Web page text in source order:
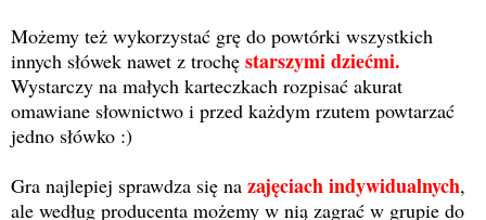
Możemy też wykorzystać grę do powtórki wszystkich
innych słówek nawet z trochę starszymi dziećmi.
Wystarczy na małych karteczkach rozpisać akurat
omawiane słownictwo i przed każdym rzutem powtarzać
jedno słówko :)
Gra najlepiej sprawdza się na zajęciach indywidualnych,
ale według producenta możemy w nią zagrać w grupie do